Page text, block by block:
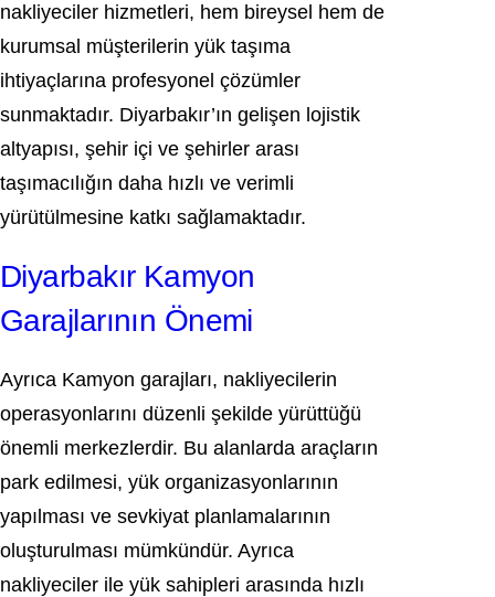
nakliyeciler hizmetleri, hem bireysel hem de
kurumsal müşterilerin yük taşıma
ihtiyaçlarına profesyonel çözümler
sunmaktadır. Diyarbakır’ın gelişen lojistik
altyapısı, şehir içi ve şehirler arası
taşımacılığın daha hızlı ve verimli
yürütülmesine katkı sağlamaktadır.
Diyarbakır Kamyon
Garajlarının Önemi
Ayrıca Kamyon garajları, nakliyecilerin
operasyonlarını düzenli şekilde yürüttüğü
önemli merkezlerdir. Bu alanlarda araçların
park edilmesi, yük organizasyonlarının
yapılması ve sevkiyat planlamalarının
oluşturulması mümkündür. Ayrıca
nakliyeciler ile yük sahipleri arasında hızlı